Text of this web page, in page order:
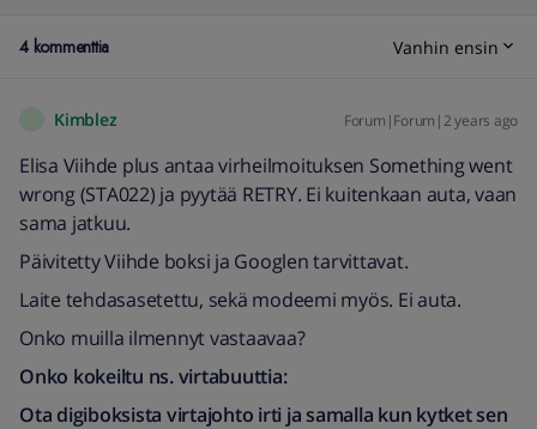
4 kommenttia Vanhin ensin
Kimblez Forum|Forum|2 years ago
Elisa Viihde plus antaa virheilmoituksen Something went
wrong (STA022) ja pyytää RETRY. Ei kuitenkaan auta, vaan
sama jatkuu.
Päivitetty Viihde boksi ja Googlen tarvittavat.
Laite tehdasasetettu, sekä modeemi myös. Ei auta.
Onko muilla ilmennyt vastaavaa?
Onko kokeiltu ns. virtabuuttia:
Ota digiboksista virtajohto irti ja samalla kun kytket sen